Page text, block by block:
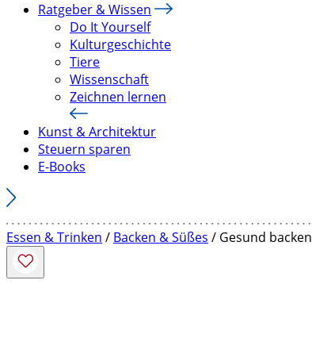
Ratgeber & Wissen
Do It Yourself
Kulturgeschichte
Tiere
Wissenschaft
Zeichnen lernen
Kunst & Architektur
Steuern sparen
E-Books
Essen & Trinken / Backen & Süßes / Gesund backen